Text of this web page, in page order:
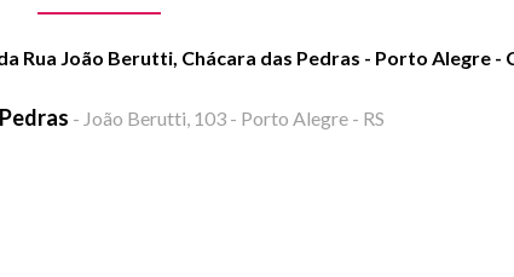
Rua João Berutti, Chácara das Pedras - Porto Alegre -
- João Berutti, 103 - Porto Alegre - RS